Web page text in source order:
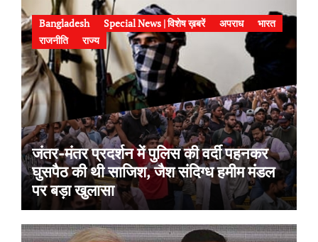
Bangladesh Special News | विशेष ख़बरें अपराध
भारत
राजनीति
राज्य
जंतर-मंतर प्रदर्शन में पुलिस की वर्दी पहनकर
घुसपैठ की थी साजिश, जैश संदिग्ध हमीम मंडल
पर बड़ा खुलासा